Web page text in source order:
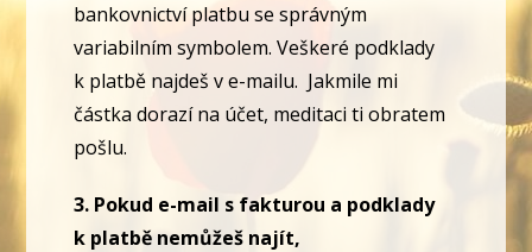
bankovnictví platbu se správným
variabilním symbolem. Veškeré podklady
k platbě najdeš v e-mailu. Jakmile mi
částka dorazí na účet, meditaci ti obratem
pošlu.
3. Pokud e-mail s fakturou a podklady
k platbě nemůžeš najít,